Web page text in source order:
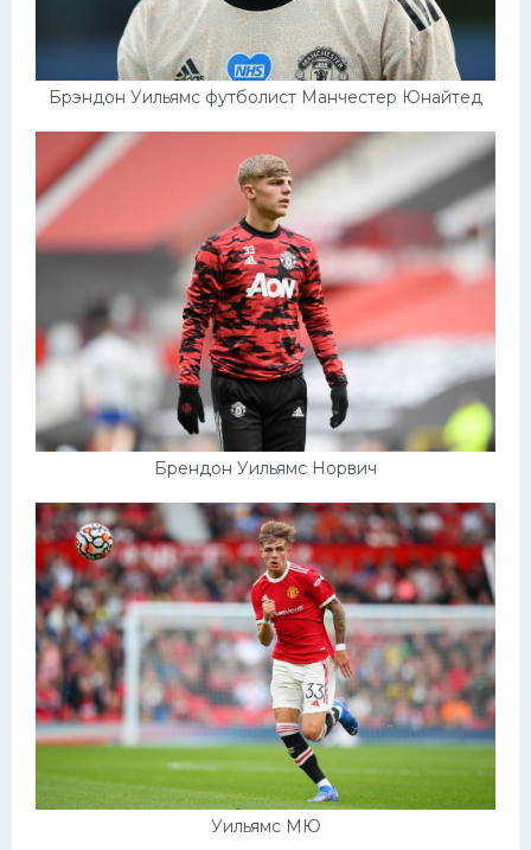
Брэндон Уильямс футболист Манчестер Юнайтед
Брендон Уильямс Норвич
Уильямс МЮ